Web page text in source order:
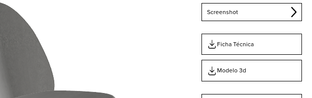
Screenshot
Ficha Técnica
Modelo 3d